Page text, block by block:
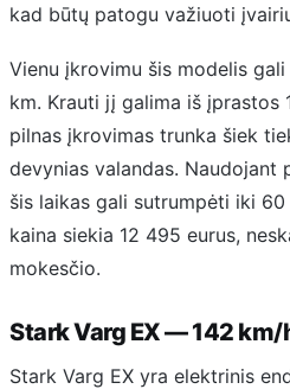
kad būtų patogu važiuoti
Vienu įkrovimu šis modelis
km. Krauti jį galima iš įprastos
pilnas įkrovimas trunka šiek
devynias valandas. Naudojant
šis laikas gali sutrumpėti iki
kaina siekia 12 495 eurus,
mokesčio.
Stark Varg EX — 142 km/
Stark Varg EX yra elektrinis